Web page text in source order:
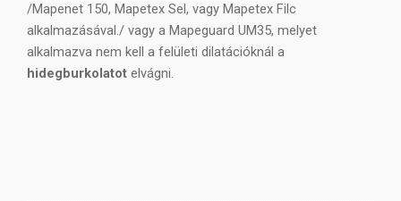
/Mapenet 150, Mapetex Sel, vagy Mapetex Filc
alkalmazásával./ vagy a Mapeguard UM35, melyet
alkalmazva nem kell a felületi dilatációknál a
hidegburkolatot elvágni.